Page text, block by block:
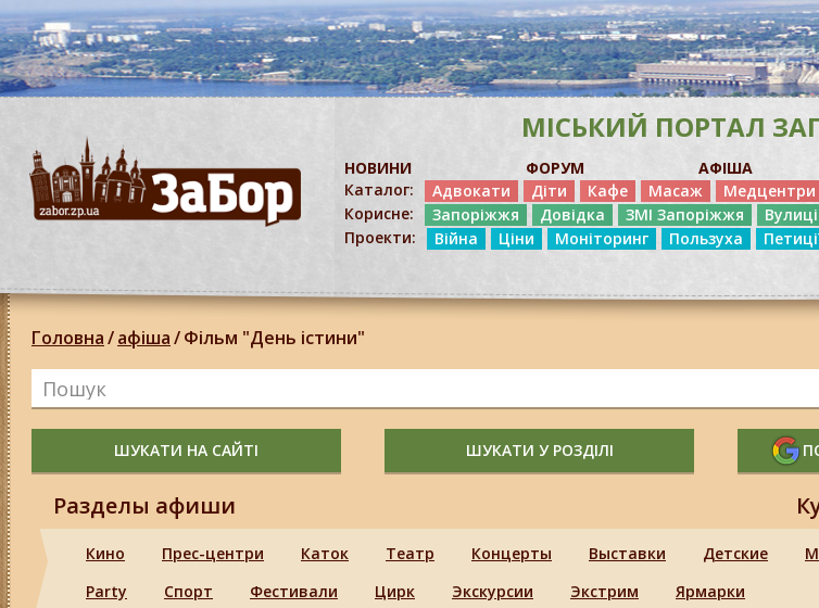
МІСЬКИЙ ПОРТАЛ
НОВИНИ ФОРУМ АФІША
Каталог:
Адвокати Діти Кафе Масаж Медцентри
Корисне:
Запоріжжя Довідка ЗМІ Запоріжжя Вулиці
Проекти:
Війна Ціни Моніторинг Пользуха
Головна/афіша/Фільм "День істини"
ШУКАТИ НА САЙТІ ШУКАТИ У РОЗДІЛІ
Разделы афиши
Кино Прес-центри Каток Театр Концерты Выставки Детские
Party
Спорт Фестивали Цирк Экскурсии Экстрим Ярмарки